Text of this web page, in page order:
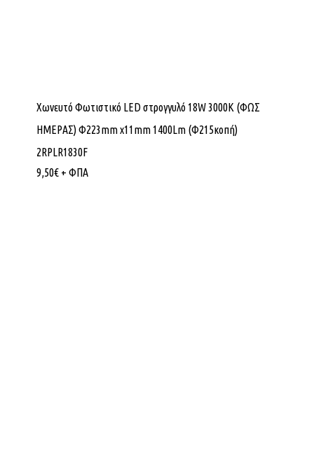
Χωνευτό Φωτιστικό LED στρογγυλό 18W 3000K (ΦΩΣ
ΗΜΕΡΑΣ) Φ223mm x11mm 1400Lm (Φ215κοπή)
2RPLR1830F
9,50€ + ΦΠΑ